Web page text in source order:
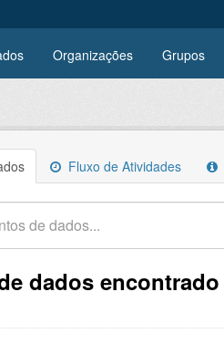
Organizações Grupos
Fluxo de Atividades
dados encontrado